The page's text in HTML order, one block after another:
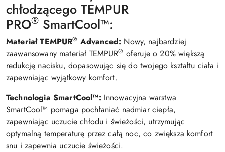
chłodzącego TEMPUR
PRO® SmartCool™:
Materiał TEMPUR® Advanced: Nowy, najbardziej
zaawansowany materiał TEMPUR® oferuje o 20% większą
redukcję nacisku, dopasowując się do twojego kształtu ciała i
zapewniając wyjątkowy komfort.
Technologia SmartCool™: Innowacyjna warstwa
SmartCool™ pomaga pochłaniać nadmiar ciepła,
zapewniając uczucie chłodu i świeżości, utrzymując
optymalną temperaturę przez całą noc, co zwiększa komfort
snu i zapewnia uczucie świeżości.